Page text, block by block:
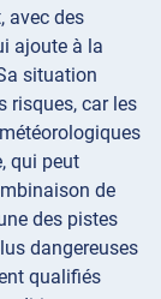
avec des
ajoute à la
situation
risques, car les
qui peut
de
des pistes
dangereuses
qualifiés